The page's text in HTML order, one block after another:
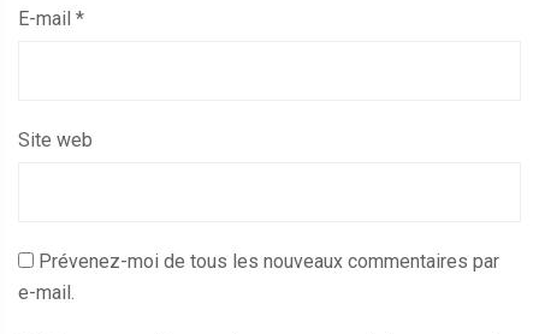
E-mail *
Site web
Prévenez-moi de tous les nouveaux commentaires par
e-mail.